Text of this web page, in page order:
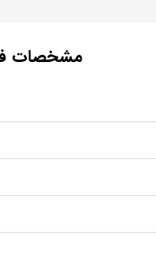
مشخصات فنی